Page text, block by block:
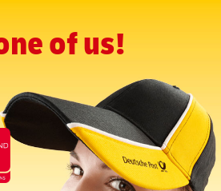
of us!